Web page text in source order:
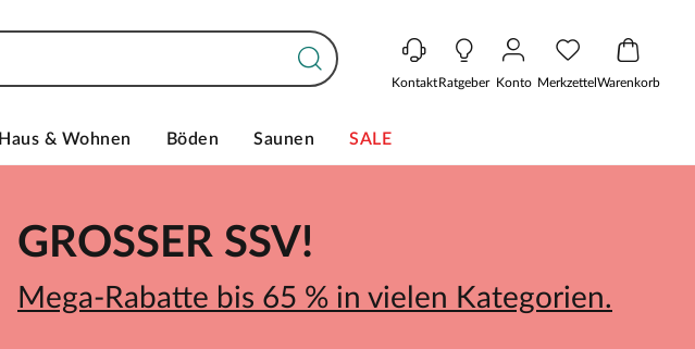
KontaktRatgeber Konto MerkzettelWarenkorb
Haus & Wohnen Böden Saunen SALE
GROSSER SSV!
Mega-Rabatte bis 65 % in vielen Kategorien.